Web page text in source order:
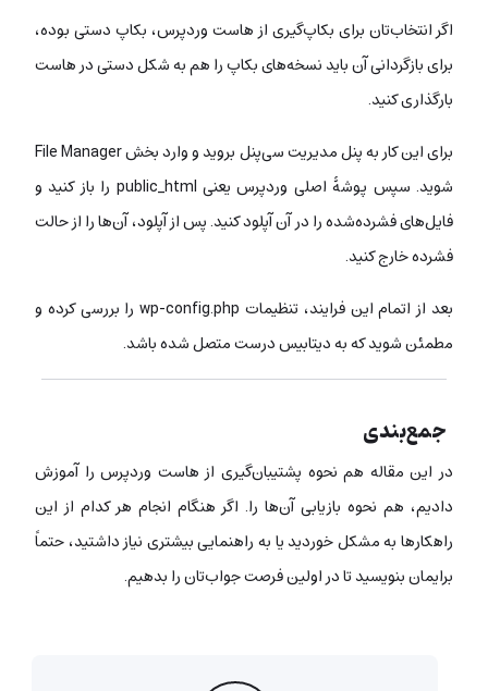
اگر انتخاب‌تان برای بکاپ‌گیری از هاست وردپرس، بکاپ دستی بوده،
برای بازگردانی آن باید نسخه‌های بکاپ را هم به شکل دستی در هاست
بارگذاری کنید.
برای این کار به پنل مدیریت سی‌پنل بروید و وارد بخش File Manager
شوید. سپس پوشۀ اصلی وردپرس یعنی public_html را باز کنید و
فایل‌های فشرده‌شده را در آن آپلود کنید. پس از آپلود، آن‌ها را از حالت
فشرده خارج کنید.
بعد از اتمام این فرایند، تنظیمات wp-config.php را بررسی کرده و
مطمئن شوید که به دیتابیس درست متصل شده باشد.
جمع‌بندی
در این مقاله هم نحوه پشتیبان‌گیری از هاست وردپرس را آموزش
دادیم، هم نحوه بازیابی آن‌ها را. اگر هنگام انجام هر کدام از این
راهکارها به مشکل خوردید یا به راهنمایی بیشتری نیاز داشتید، حتماً
برایمان بنویسید تا در اولین فرصت جواب‌تان را بدهیم.